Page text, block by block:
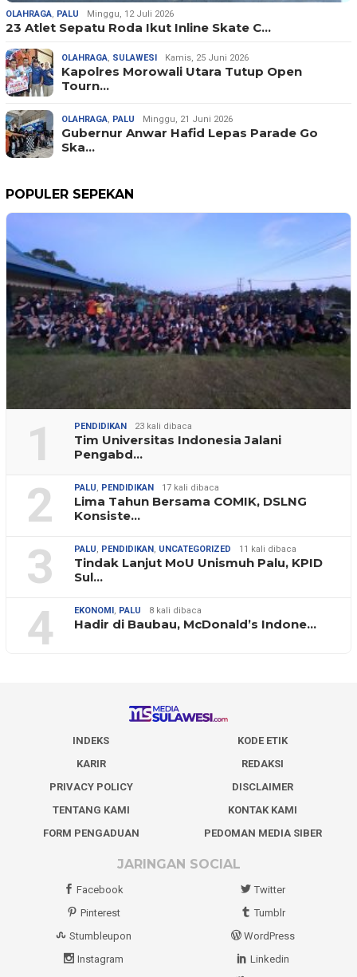
OLAHRAGA, PALU Minggu, 12 Juli 2026
23 Atlet Sepatu Roda Ikut Inline Skate C…
OLAHRAGA, SULAWESI Kamis, 25 Juni 2026
Kapolres Morowali Utara Tutup Open
Tourn…
OLAHRAGA, PALU Minggu, 21 Juni 2026
Gubernur Anwar Hafid Lepas Parade Go
Ska…
POPULER SEPEKAN
1 PENDIDIKAN 23 kali dibaca
Tim Universitas Indonesia Jalani
Pengabd…
2 PALU, PENDIDIKAN 17 kali dibaca
Lima Tahun Bersama COMIK, DSLNG
Konsiste…
3 PALU, PENDIDIKAN , UNCATEGORIZED 11 kali dibaca
Tindak Lanjut MoU Unismuh Palu, KPID
Sul…
4 EKONOMI , PALU 8 kali dibaca
Hadir di Baubau, McDonald’s Indone…
INDEKS
KODE ETIK
KARIR
REDAKSI
PRIVACY POLICY
DISCLAIMER
TENTANG KAMI
KONTAK KAMI
FORM PENGADUAN
PEDOMAN MEDIA SIBER
JARINGAN SOCIAL
Facebook
Twitter
Pinterest
Tumblr
Stumbleupon
WordPress
Instagram
Linkedin